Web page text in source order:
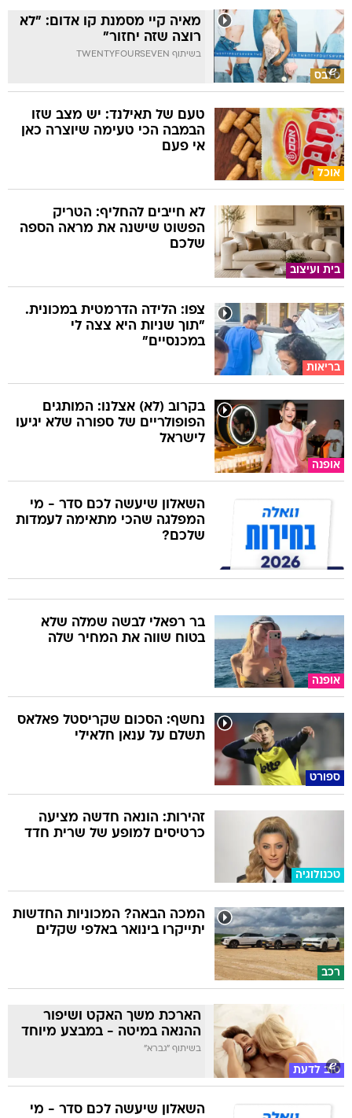
סלבס
מאיה קיי מסמנת קו אדום: "לא
רוצה שזה יחזור"
בשיתוף TWENTYFOURSEVEN
אוכל
טעם של תאילנד: יש מצב שזו
הבמבה הכי טעימה שיוצרה כאן
אי פעם
בית ועיצוב
לא חייבים להחליף: הטריק
הפשוט שישנה את מראה הספה
שלכם
בריאות
צפו: הלידה הדרמטית במכונית.
"תוך שניות היא צצה לי
במכנסיים"
אופנה
בקרוב (לא) אצלנו: המותגים
הפופולריים של ספורה שלא יגיעו
לישראל
השאלון שיעשה לכם סדר - מי
המפלגה שהכי מתאימה לעמדות
שלכם?
אופנה
בר רפאלי לבשה שמלה שלא
בטוח שווה את המחיר שלה
ספורט
נחשף: הסכום שקריסטל פאלאס
תשלם על ענאן חלאילי
טכנולוגיה
זהירות: הונאה חדשה מציעה
כרטיסים למופע של שרית חדד
רכב
המכה הבאה? המכוניות החדשות
יתייקרו בינואר באלפי שקלים
טוב לדעת
הארכת משך האקט ושיפור
ההנאה במיטה - במבצע מיוחד
בשיתוף "גברא"
השאלון שיעשה לכם סדר - מי